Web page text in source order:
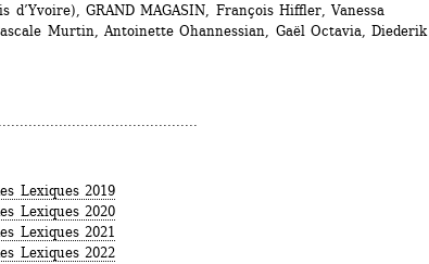
d’Yvoire), GRAND MAGASIN, François Hiffler, Vanessa
Murtin, Antoinette Ohannessian, Gaël Octavia, Diederik
Lexiques 2019
Lexiques 2020
Lexiques 2021
Lexiques 2022